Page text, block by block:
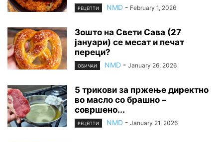
РЕЦЕПТИ NMD - February 1, 2026
Зошто на Свети Сава (27
јануари) се месат и печат
переци?
ОБИЧАИ NMD - January 26, 2026
5 трикови за пржење директно
во масло со брашно –
совршено...
РЕЦЕПТИ NMD - January 21, 2026